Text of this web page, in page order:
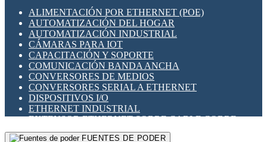
SENSORES INDUCTIVOS
TEMPORIZADORES
VARIACS
VARIADORES DE FRECUENCIA [VDF]
SECCIONADORES - INTERRUPTORES
MAQUINARIA
HERRAMIENTAS VARIAS
ILUMINACIÓN LED
INTERRUPTORES REED
INTERFACES DE RELÉ
OTROS RELÉS
PROTECCIÓN TÉRMICA
RELÉS AUTOMOTRICES
RELÉS DE SEÑAL
RELÉS DE ESTADO SÓLIDO SSR
RELÉS INDUSTRIALES
RELÉS MINIATURA DE POTENCIA
ALIMENTACIÓN POR ETHERNET (POE)
AUTOMATIZACIÓN DEL HOGAR
AUTOMATIZACIÓN INDUSTRIAL
CÁMARAS PARA IOT
CAPACITACIÓN Y SOPORTE
COMUNICACIÓN BANDA ANCHA
CONVERSORES DE MEDIOS
CONVERSORES SERIAL A ETHERNET
DISPOSITIVOS I/O
ETHERNET INDUSTRIAL
EXTENSOR ETHERNET SOBRE CABLE COBRE
GATEWAY LORAWAN
FUENTES DE PODER